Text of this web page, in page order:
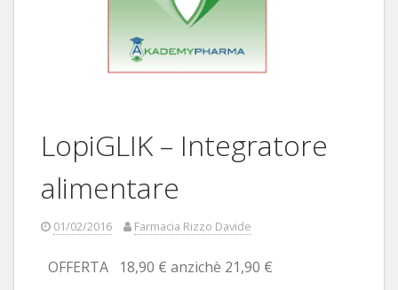
LopiGLIK – Integratore
alimentare
01/02/2016 Farmacia Rizzo Davide
OFFERTA 18,90 € anzichè 21,90 €